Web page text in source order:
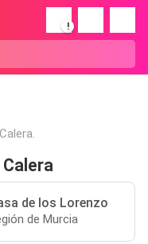
!
de los Lorenzo
de Murcia